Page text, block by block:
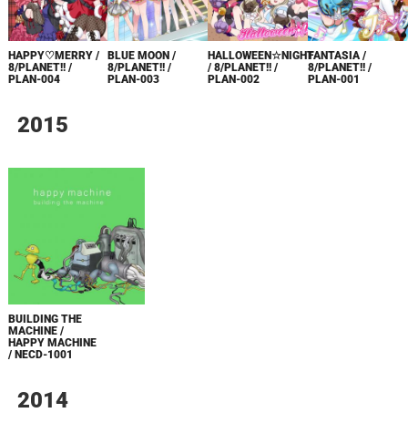
HAPPY♡MERRY /
8/PLANET!! /
PLAN-004
BLUE MOON /
8/PLANET!! /
PLAN-003
HALLOWEEN☆NIGHT
/ 8/PLANET!! /
PLAN-002
FANTASIA /
8/PLANET!! /
PLAN-001
2015
BUILDING THE
MACHINE /
HAPPY MACHINE
/ NECD-1001
2014